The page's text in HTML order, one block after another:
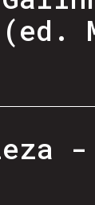
-